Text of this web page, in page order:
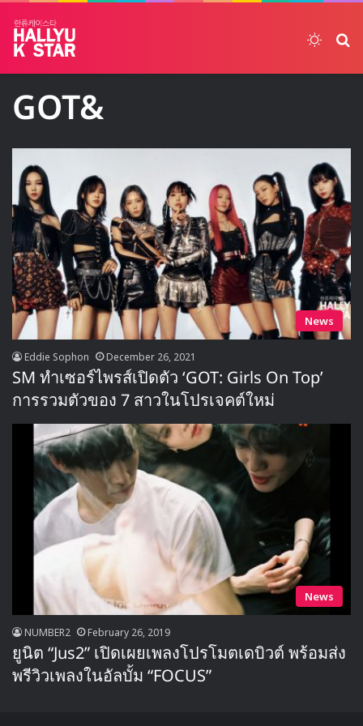
GOT&
News
Eddie Sophon December 26, 2021
SM ทำเซอร์ไพรส์เปิดตัว ‘GOT: Girls On Top’
การรวมตัวของ 7 สาวในโปรเจคต์ใหม่
News
NUMBER2 February 26, 2019
ยูนิต “Jus2” เปิดเผยเพลงโปรโมตเดบิวต์ พร้อมส่ง
พรีวิวเพลงในอัลบั้ม “FOCUS”